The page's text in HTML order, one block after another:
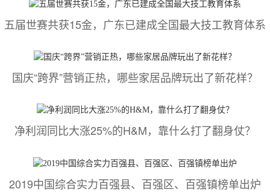
五届世赛共获15金，广东已建成全国最大技工教育体系
国庆“跨界”营销正热，哪些家居品牌玩出了新花样？
净利润同比大涨25%的H&M，靠什么打了翻身仗？
2019中国综合实力百强县、百强区、百强镇榜单出炉